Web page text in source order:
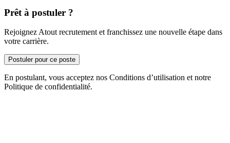
Prêt à postuler ?
Rejoignez Atout recrutement et franchissez une nouvelle étape dans
votre carrière.
Postuler pour ce poste
En postulant, vous acceptez nos Conditions d’utilisation et notre
Politique de confidentialité.